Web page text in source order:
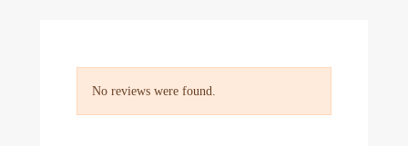
No reviews were found.